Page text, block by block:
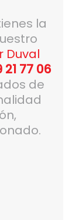
la
Duval
21 77 06
de